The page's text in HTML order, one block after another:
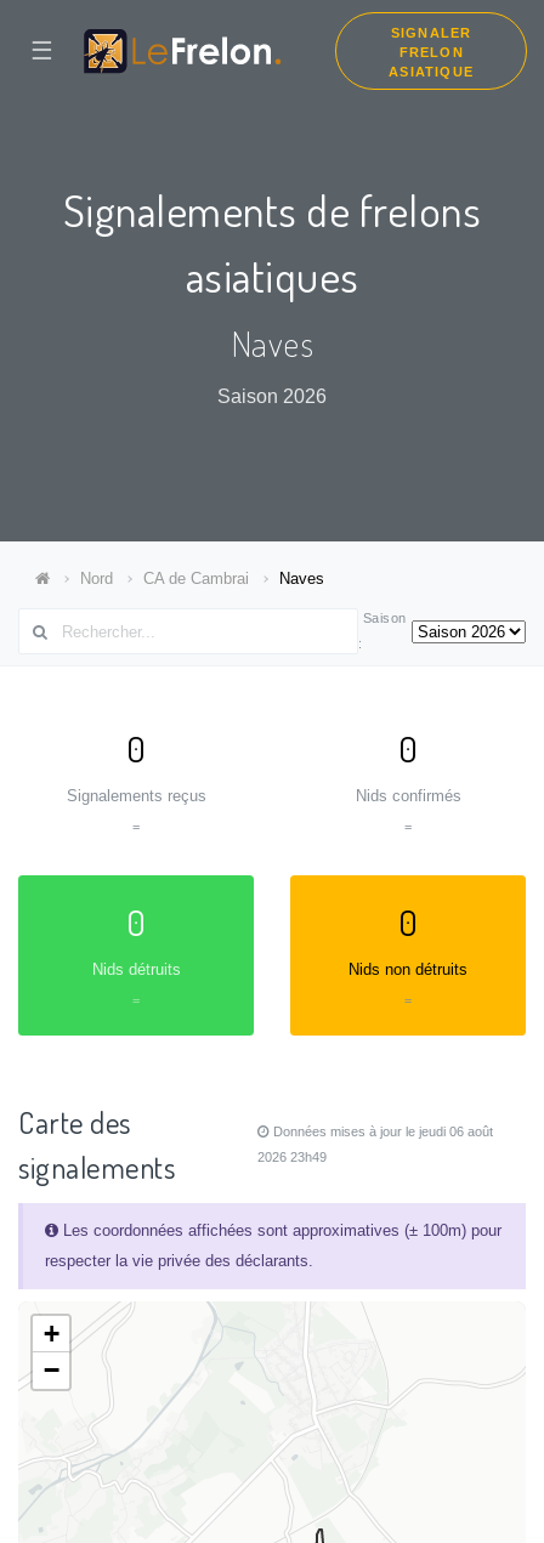
☰
SIGNALER
FRELON
ASIATIQUE
Signalements de frelons
asiatiques
Naves
Saison 2026
Nord CA de Cambrai Naves
Saison
:
0
Signalements reçus
=
0
Nids confirmés
=
0
Nids détruits
=
0
Nids non détruits
=
Carte des
signalements
Données mises à jour le jeudi 06 août
2026 23h49
Les coordonnées affichées sont approximatives (± 100m) pour
respecter la vie privée des déclarants.
+
−